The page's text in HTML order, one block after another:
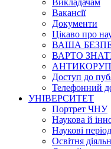
Вакансії
Документи
Цікаво про
ВАША
ВАРТО
Доступ до
Телефонний
УНІВЕРСИТЕТ
Портрет ЧНУ
Наукова й
Наукові
Освітня